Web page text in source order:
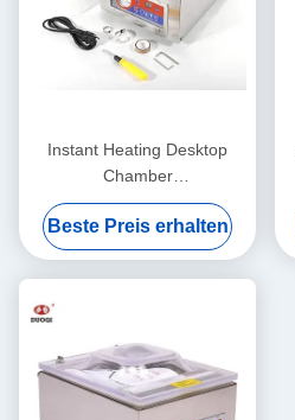
Instant Heating Desktop
Chamber
Vakuumverpackungsmaschine
für Waren
Beste Preis erhalten